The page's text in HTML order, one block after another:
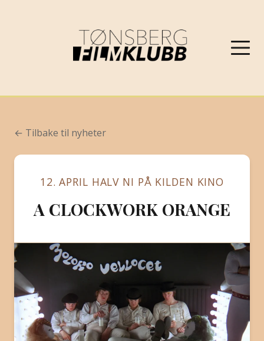
VÅRPROGRAM 2026
OM FILMKLUBBEN
← Tilbake til nyheter
12. APRIL HALV NI PÅ KILDEN KINO
A CLOCKWORK ORANGE